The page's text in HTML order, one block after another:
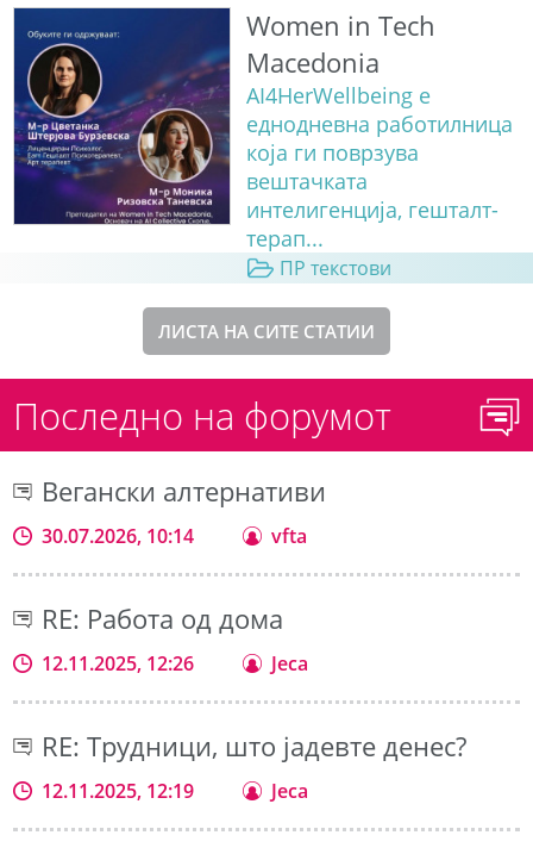
Women in Tech
Macedonia
AI4HerWellbeing е
еднодневна работилница
која ги поврзува
вештачката
интелигенција, гешталт-
терап...
ПР текстови
ЛИСТА НА СИТЕ СТАТИИ
Последно на форумот
Вегански алтернативи
30.07.2026, 10:14 vfta
RE: Работа од дома
12.11.2025, 12:26 Jeca
RE: Трудници, што јадевте денес?
12.11.2025, 12:19 Jeca